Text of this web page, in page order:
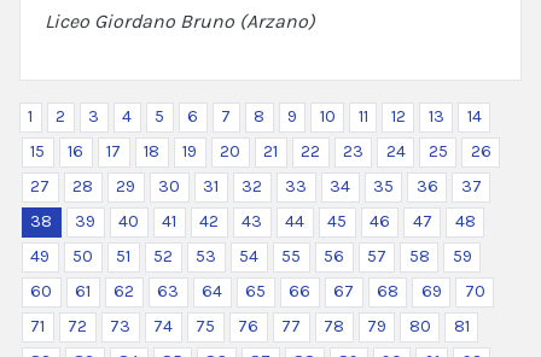
Liceo Giordano Bruno (Arzano)
1 2 3 4 5 6 7 8 9 10 11 12 13
14
15
16 17 18 19 20 21 22 23 24 25
26
27
28 29 30 31 32 33 34 35 36
37
38
39 40 41 42 43 44 45 46 47
48
49
50 51 52 53 54 55 56 57 58
59
60
61 62 63 64 65 66 67 68 69
70
71
72 73 74 75 76 77 78 79 80
81